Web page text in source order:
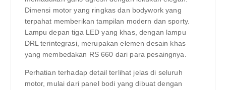
Dimensi motor yang ringkas dan bodywork yang
terpahat memberikan tampilan modern dan sporty.
Lampu depan tiga LED yang khas, dengan lampu
DRL terintegrasi, merupakan elemen desain khas
yang membedakan RS 660 dari para pesaingnya.
Perhatian terhadap detail terlihat jelas di seluruh
motor, mulai dari panel bodi yang dibuat dengan